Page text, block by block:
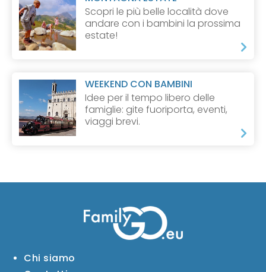
Scopri le più belle località dove
andare con i bambini la prossima
estate!
WEEKEND CON BAMBINI
Idee per il tempo libero delle
famiglie: gite fuoriporta, eventi,
viaggi brevi.
Chi siamo